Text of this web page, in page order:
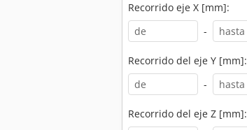
Recorrido eje X [mm]:
-
Recorrido del eje Y [mm]:
-
Recorrido del eje Z [mm]: